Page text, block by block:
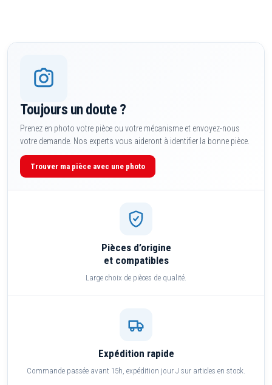
Toujours un doute ?
Prenez en photo votre pièce ou votre mécanisme et envoyez-nous
votre demande. Nos experts vous aideront à identifier la bonne pièce.
Trouver ma pièce avec une photo
Pièces d’origine
et compatibles
Large choix de pièces de qualité.
Expédition rapide
Commande passée avant 15h, expédition jour J sur articles en stock.